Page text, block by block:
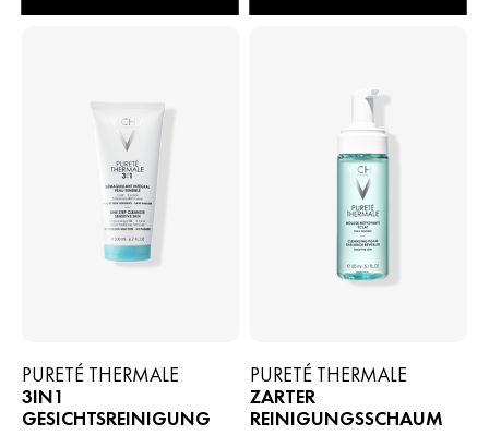
PURETÉ THERMALE
3IN1
GESICHTSREINIGUNG
PURETÉ THERMALE
ZARTER
REINIGUNGSSCHAUM